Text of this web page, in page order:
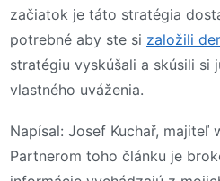
začiatok je táto stratégia
potrebné aby ste si založili
stratégiu vyskúšali a skúsili si
vlastného uváženia.
Napísal: Josef Kuchař, majiteľ
Partnerom toho článku je